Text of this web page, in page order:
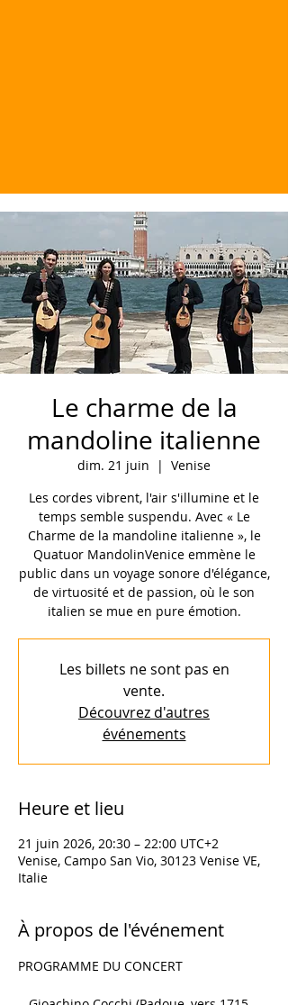
Le charme de la
mandoline italienne
dim. 21 juin
  |
Venise
Les cordes vibrent, l'air s'illumine et le
temps semble suspendu. Avec « Le
Charme de la mandoline italienne », le
Quatuor MandolinVenice emmène le
public dans un voyage sonore d'élégance,
de virtuosité et de passion, où le son
italien se mue en pure émotion.
Les billets ne sont pas en
vente.
Découvrez d'autres
événements
Heure et lieu
21 juin 2026, 20:30 – 22:00 UTC+2
Venise, Campo San Vio, 30123 Venise VE,
Italie
À propos de l'événement
PROGRAMME DU CONCERT